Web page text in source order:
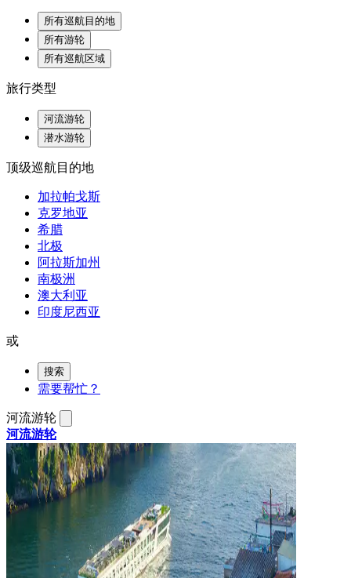
所有巡航目的地
所有游轮
所有巡航区域
旅行类型
河流游轮
潜水游轮
顶级巡航目的地
加拉帕戈斯
克罗地亚
希腊
北极
阿拉斯加州
南极洲
澳大利亚
印度尼西亚
或
搜索
需要帮忙？
河流游轮
河流游轮